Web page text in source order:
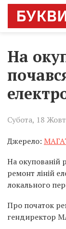
На
Субота, 18
Джерело:
На окупованій
ремонт ліній
локального
Про початок
гендиректор